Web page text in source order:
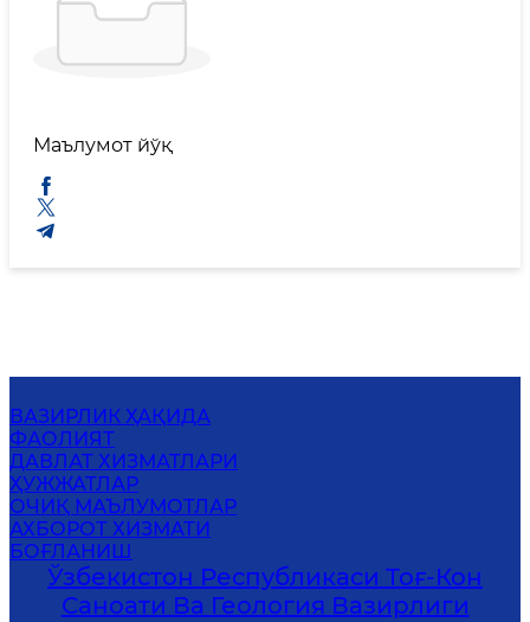
Маълумот йўқ
ВАЗИРЛИК ҲАҚИДА
ФАОЛИЯТ
ДАВЛАТ ХИЗМАТЛАРИ
ҲУЖЖАТЛАР
ОЧИҚ МАЪЛУМОТЛАР
АХБОРОТ ХИЗМАТИ
БОҒЛАНИШ
Ўзбекистон Республикаси Тоғ-Кон
Саноати Ва Геология Вазирлиги